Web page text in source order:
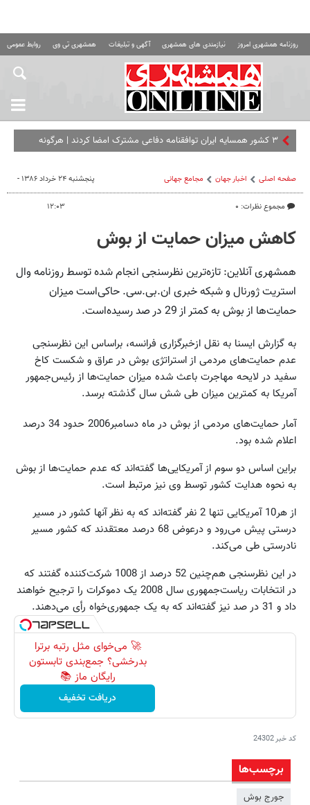
روزنامه همشهری امروز نیازمندی های همشهری آگهی و تبلیغات همشهری تی وی روابط عمومی
۳ کشور همسایه ایران توافقنامه دفاعی مشترک امضا کردند | هرگونه
صفحه اصلی اخبار جهان مجامع‌ جهانی
مجموع نظرات: ۰
پنجشنبه ۲۴ خرداد ۱۳۸۶ -
۱۲:۰۳
کاهش میزان حمایت‌ از بوش
همشهری آنلاین: تازه‌ترین نظرسنجی انجام شده توسط روزنامه وال
استریت ژورنال و شبکه خبری ان.بی.سی. حاکی‌است میزان
حمایت‌ها از بوش به کمتر از 29 در صد رسیده‌است.
به گزارش ایسنا به نقل ازخبرگزاری فرانسه، براساس این نظرسنجی
عدم حمایت‌های مردمی از استراتژی بوش در عراق و شکست کاخ
سفید در لایحه مهاجرت باعث شده میزان حمایت‌ها از رئیس‌جمهور
آمریکا به کمترین میزان طی شش سال گذشته برسد.
آمار حمایت‌های مردمی از بوش در ماه دسامبر2006 حدود 34 درصد
اعلام شده بود.
براین اساس دو سوم از آمریکایی‌ها گفته‌اند که عدم حمایت‌ها از بوش
به نحوه هدایت کشور توسط وی نیز مرتبط است.
از هر10 آمریکایی تنها 2 نفر گفته‌اند که به نظر آنها کشور در مسیر
درستی پیش می‌رود و درعوض 68 درصد معتقدند که کشور مسیر
نادرستی طی می‌کند.
در این نظرسنجی هم‌چنین 52 درصد از 1008 شرکت‌کننده گفتند که
در انتخابات ریاست‌جمهوری سال 2008 یک دموکرات را ترجیح خواهند
داد و 31 در صد نیز گفته‌اند که به یک جمهوری‌خواه رأی می‌دهند.
🚀 می‌خوای مثل رتبه برترا
بدرخشی؟ جمع‌بندی تابستون
رایگان ماز 📚
دریافت تخفیف
کد خبر24302
برچسب‌ها
جورج بوش